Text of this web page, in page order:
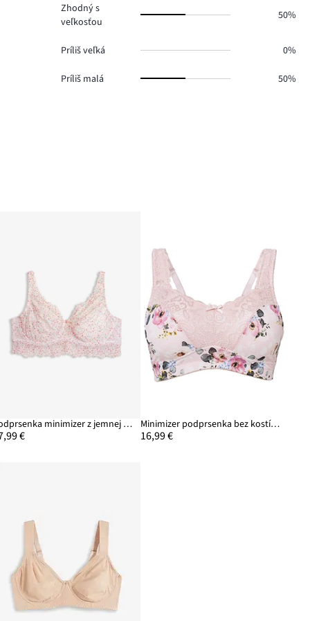
Zhodný s
veľkosťou
50%
Príliš veľká 0%
Príliš malá 50%
Podprsenka minimizer z jemnej čipky
€
Minimizer podprsenka bez kostíc, s vystuženými ramienkami
16,99 €